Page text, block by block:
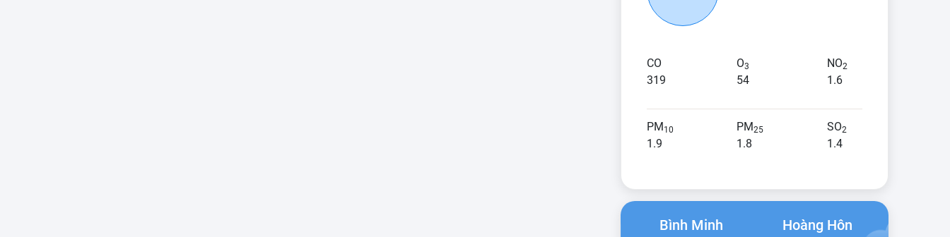
CO
319
O3
54
NO2
1.6
PM10
1.9
PM25
1.8
SO2
1.4
Bình Minh Hoàng Hôn